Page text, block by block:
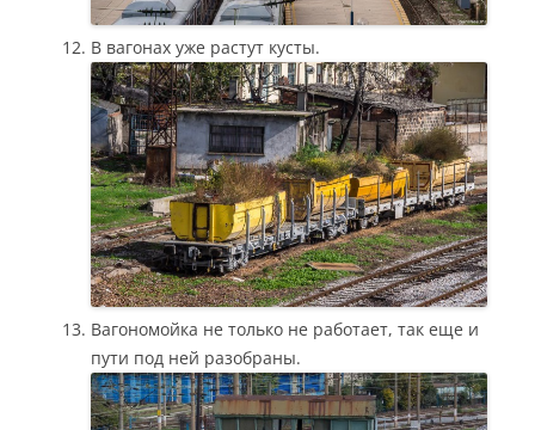
В вагонах уже растут кусты.
Вагономойка не только не работает, так еще и
пути под ней разобраны.